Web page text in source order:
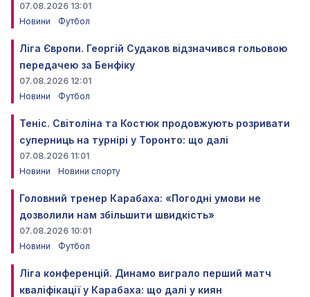
07.08.2026 13:01
Новини
Футбол
Ліга Європи. Георгій Судаков відзначився гольовою
передачею за Бенфіку
07.08.2026 12:01
Новини
Футбол
Теніс. Світоліна та Костюк продовжують розривати
суперниць на турнірі у Торонто: що далі
07.08.2026 11:01
Новини
Новини спорту
Головний тренер Карабаха: «Погодні умови не
дозволили нам збільшити швидкість»
07.08.2026 10:01
Новини
Футбол
Ліга конференцій. Динамо виграло перший матч
кваліфікації у Карабаха: що далі у киян